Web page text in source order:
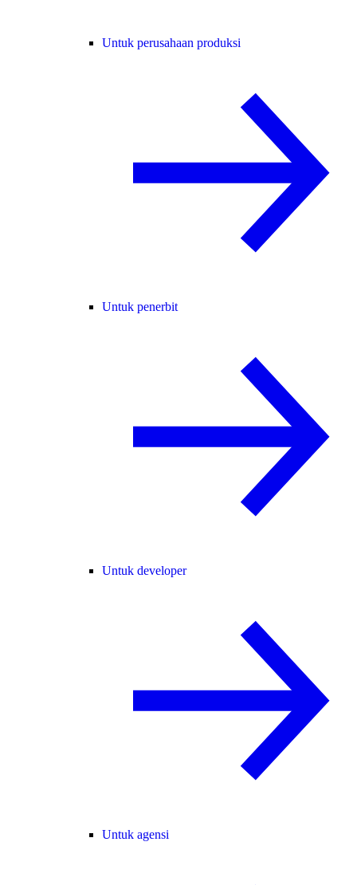
Untuk perusahaan produksi
Untuk penerbit
Untuk developer
Untuk agensi